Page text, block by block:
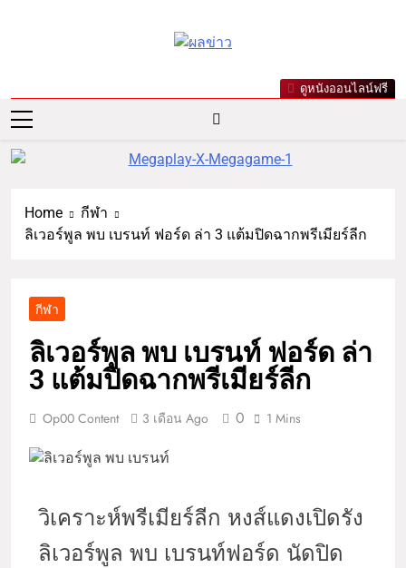
ผลข่าว.com
เกาะกระแสดารา ข่าวกีฬารอบ
โลก เลขเด็ดหวยดัง ตรวจหวย
ดูหนังออนไลน์ฟรี
Home
กีฬา
ลิเวอร์พูล พบ เบรนท์ ฟอร์ด ล่า 3 แต้มปิดฉากพรีเมียร์ลีก
กีฬา
ลิเวอร์พูล พบ เบรนท์ ฟอร์ด ล่า
3 แต้มปิดฉากพรีเมียร์ลีก
Op00 Content 3 เดือน Ago 0 1 Mins
วิเคราะห์พรีเมียร์ลีก หงส์แดงเปิดรัง
ลิเวอร์พูล พบ เบรนท์ฟอร์ด นัดปิด